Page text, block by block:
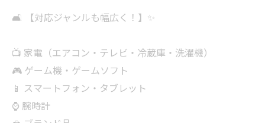
🛋 【対応ジャンルも幅広く！】✨
📺 家電（エアコン・テレビ・冷蔵庫・洗濯機）
🎮 ゲーム機・ゲームソフト
📱 スマートフォン・タブレット
⌚ 腕時計